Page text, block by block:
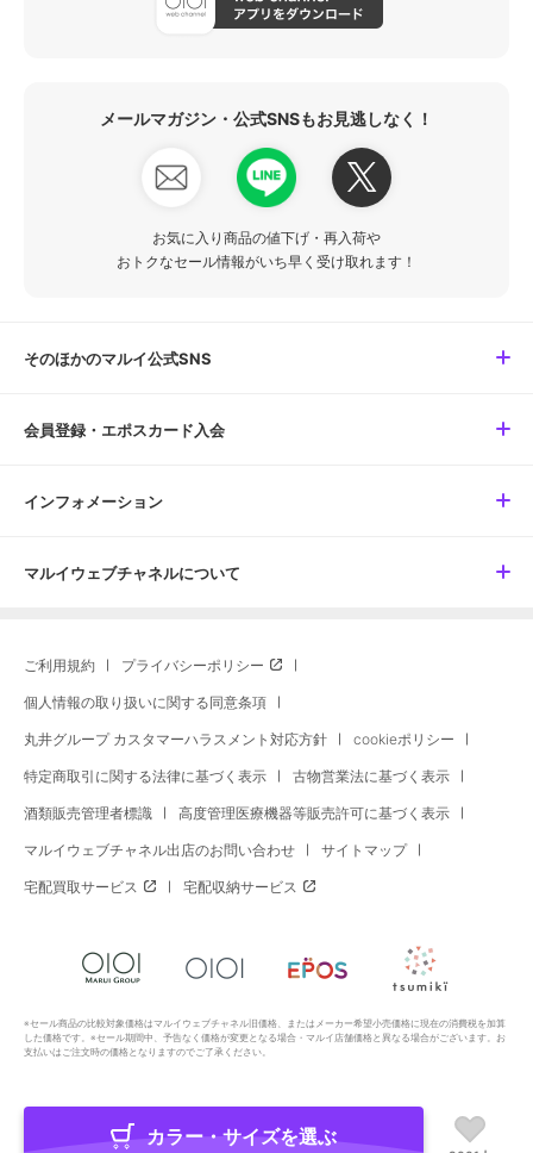
メールマガジン・公式SNSもお見逃しなく！
お気に入り商品の値下げ・再入荷や
おトクなセール情報がいち早く受け取れます！
そのほかのマルイ公式SNS
会員登録・エポスカード入会
インフォメーション
マルイウェブチャネルについて
ご利用規約 プライバシーポリシー
個人情報の取り扱いに関する同意条項
丸井グループ カスタマーハラスメント対応方針 cookieポリシー
特定商取引に関する法律に基づく表示 古物営業法に基づく表示
酒類販売管理者標識 高度管理医療機器等販売許可に基づく表示
マルイウェブチャネル出店のお問い合わせ サイトマップ
宅配買取サービス 宅配収納サービス
※セール商品の比較対象価格はマルイウェブチャネル旧価格、またはメーカー希望小売価格に現在の消費税を加算
した価格です。※セール期間中、予告なく価格が変更となる場合・マルイ店舗価格と異なる場合がございます。お
支払いはご注文時の価格となりますのでご了承ください。
Copyright All Rights Reserved. MARUI Co., Ltd
カラー・サイズを選ぶ